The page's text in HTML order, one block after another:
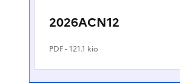
2026ACN12
PDF- 121.1 kio